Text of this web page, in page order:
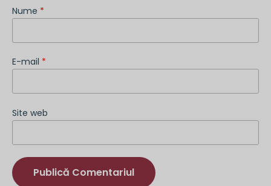
Nume *
E-mail *
Site web